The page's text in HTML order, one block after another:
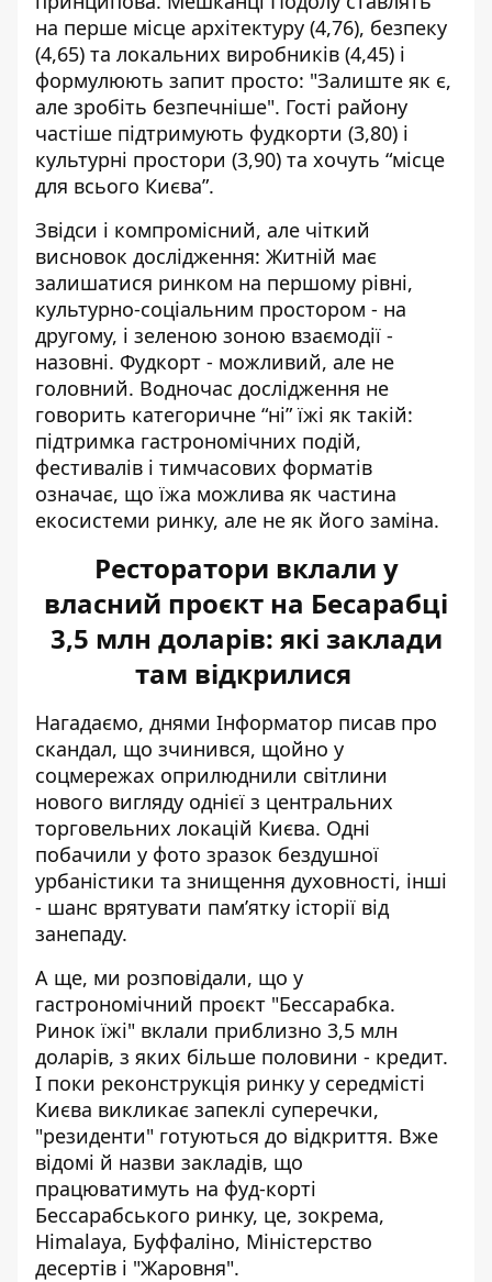
на перше місце архітектуру (4,76), безпеку
(4,65) та локальних виробників (4,45) і
формулюють запит просто: "Залиште як є,
але зробіть безпечніше". Гості району
частіше підтримують фудкорти (3,80) і
культурні простори (3,90) та хочуть “місце
для всього Києва”.
Звідси і компромісний, але чіткий
висновок дослідження: Житній має
залишатися ринком на першому рівні,
культурно-соціальним простором - на
другому, і зеленою зоною взаємодії -
назовні. Фудкорт - можливий, але не
головний. Водночас дослідження не
говорить категоричне “ні” їжі як такій:
підтримка гастрономічних подій,
фестивалів і тимчасових форматів
означає, що їжа можлива як частина
екосистеми ринку, але не як його заміна.
Ресторатори вклали у
власний проєкт на Бесарабці
3,5 млн доларів: які заклади
там відкрилися
Нагадаємо, днями Інформатор писав про
скандал, що зчинився, щойно у
соцмережах оприлюднили світлини
нового вигляду однієї з центральних
торговельних локацій Києва. Одні
побачили у фото зразок бездушної
урбаністики та знищення духовності, інші
- шанс врятувати пам’ятку історії від
занепаду.
А ще, ми розповідали, що у
гастрономічний проєкт "Бессарабка.
Ринок їжі" вклали приблизно 3,5 млн
доларів, з яких більше половини - кредит.
І поки реконструкція ринку у середмісті
Києва викликає запеклі суперечки,
"резиденти" готуються до відкриття. Вже
відомі й назви закладів, що
працюватимуть на фуд-корті
Бессарабського ринку, це, зокрема,
Himalaya, Буффаліно, Міністерство
десертів і "Жаровня".